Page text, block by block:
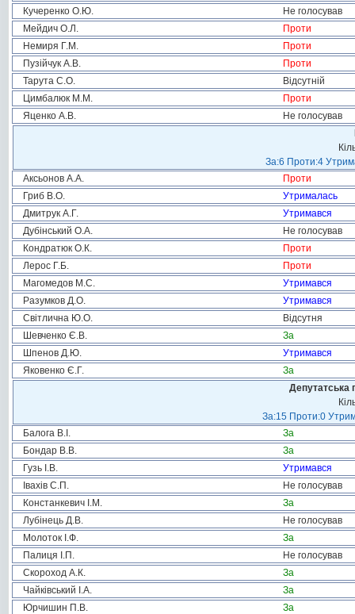
Кучеренко О.Ю.
Не голосував
Мейдич О.Л.
Проти
Немиря Г.М.
Проти
Пузійчук А.В.
Проти
Тарута С.О.
Відсутній
Цимбалюк М.М.
Проти
Яценко А.В.
Не голосував
За:6 Проти:4
Аксьонов А.А.
Проти
Гриб В.О.
Утрималась
Дмитрук А.Г.
Утримався
Дубінський О.А.
Не голосував
Кондратюк О.К.
Проти
Лерос Г.Б.
Проти
Магомедов М.С.
Утримався
Разумков Д.О.
Утримався
Світлична Ю.О.
Відсутня
Шевченко Є.В.
За
Шпенов Д.Ю.
Утримався
Яковенко Є.Г.
За
Депутатська
За:15 Проти:0
Балога В.І.
За
Бондар В.В.
За
Гузь І.В.
Утримався
Івахів С.П.
Не голосував
Констанкевич І.М.
За
Лубінець Д.В.
Не голосував
Молоток І.Ф.
За
Палиця І.П.
Не голосував
Скороход А.К.
За
Чайківський І.А.
За
Юрчишин П.В.
За